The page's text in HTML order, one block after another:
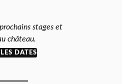
stages et
château.
DATES